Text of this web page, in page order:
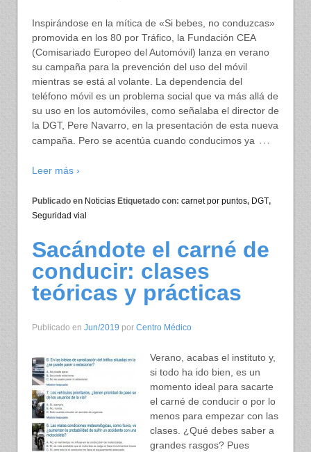
Inspirándose en la mítica de «Si bebes, no conduzcas»
promovida en los 80 por Tráfico, la Fundación CEA
(Comisariado Europeo del Automóvil) lanza en verano
su campaña para la prevención del uso del móvil
mientras se está al volante. La dependencia del
teléfono móvil es un problema social que va más allá de
su uso en los automóviles, como señalaba el director de
la DGT, Pere Navarro, en la presentación de esta nueva
campaña. Pero se acentúa cuando conducimos ya …
Leer más ›
Publicado en Noticias Etiquetado con: carnet por puntos, DGT,
Seguridad vial
Sacándote el carné de
conducir: clases
teóricas y prácticas
Publicado en Jun/2019 por Centro Médico
Verano, acabas el instituto y,
si todo ha ido bien, es un
momento ideal para sacarte
el carné de conducir o por lo
menos para empezar con las
clases. ¿Qué debes saber a
grandes rasgos? Pues